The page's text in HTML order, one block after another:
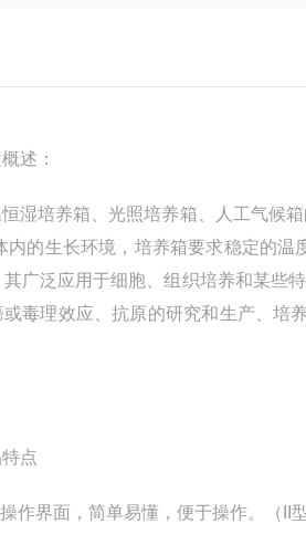
述：
湿培养箱、光照培养箱、人工气候
的生长环境，培养箱要求稳定的
广泛应用于细胞、组织培养和某些
毒理效应、抗原的研究和生产、培
点
作界面，简单易懂，便于操作。（II型